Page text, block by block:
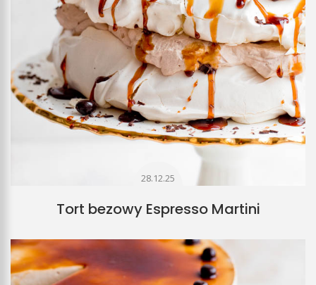
28.12.25
Tort bezowy Espresso Martini